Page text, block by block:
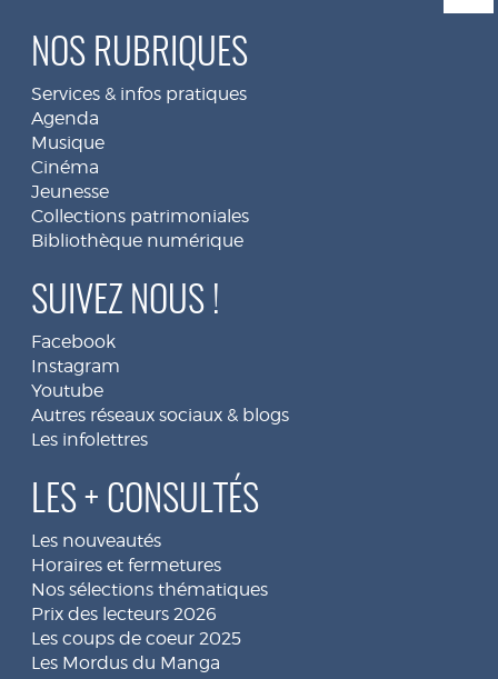
NOS RUBRIQUES
Services & infos pratiques
Agenda
Musique
Cinéma
Jeunesse
Collections patrimoniales
Bibliothèque numérique
SUIVEZ NOUS !
Facebook
Instagram
Youtube
Autres réseaux sociaux & blogs
Les infolettres
LES + CONSULTÉS
Les nouveautés
Horaires et fermetures
Nos sélections thématiques
Prix des lecteurs 2026
Les coups de coeur 2025
Les Mordus du Manga